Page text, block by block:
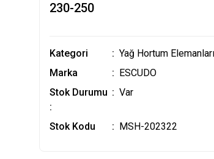
230-250
Kategori
Yağ Hortum Elemanları
Marka
ESCUDO
Stok Durumu
:
Var
Stok Kodu MSH-202322